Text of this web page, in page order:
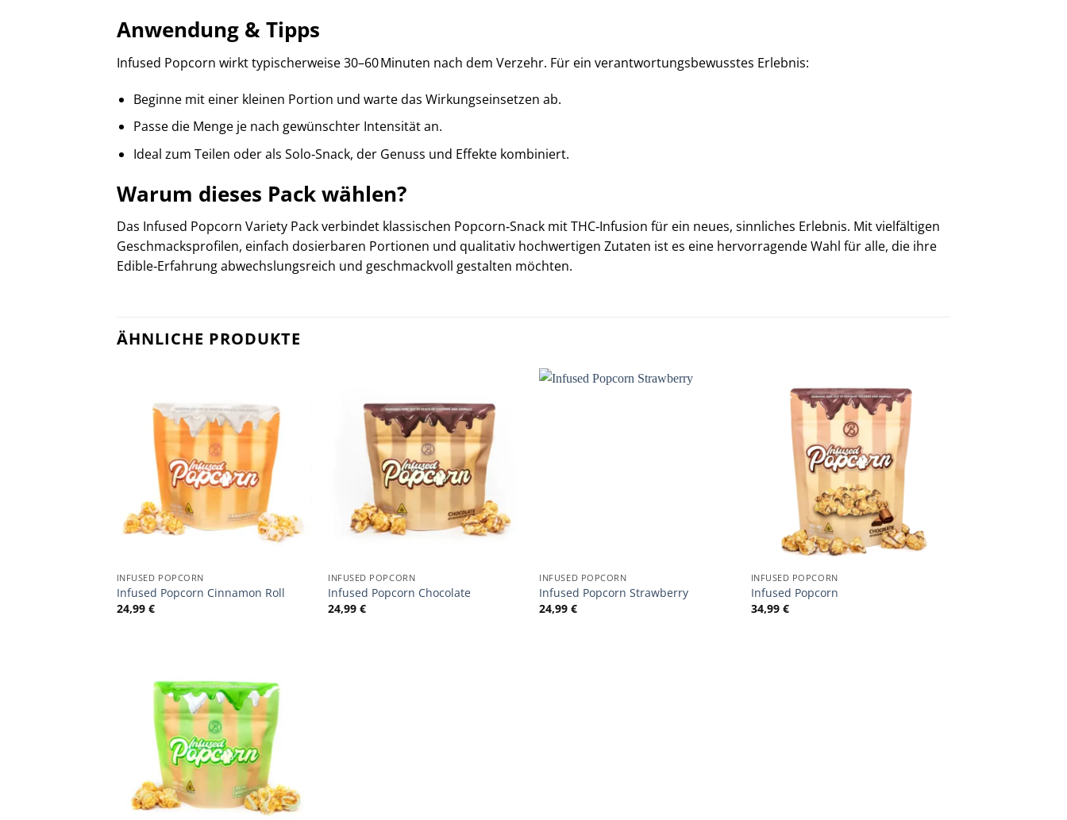
Anwendung & Tipps
Infused Popcorn wirkt typischerweise 30–60 Minuten nach dem Verzehr. Für ein verantwortungsbewusstes Erlebnis:
Beginne mit einer kleinen Portion und warte das Wirkungseinsetzen ab.
Passe die Menge je nach gewünschter Intensität an.
Ideal zum Teilen oder als Solo‑Snack, der Genuss und Effekte kombiniert.
Warum dieses Pack wählen?
Das Infused Popcorn Variety Pack verbindet klassischen Popcorn‑Snack mit THC‑Infusion für ein neues, sinnliches Erlebnis. Mit vielfältigen
Geschmacksprofilen, einfach dosierbaren Portionen und qualitativ hochwertigen Zutaten ist es eine hervorragende Wahl für alle, die ihre
Edible‑Erfahrung abwechslungsreich und geschmackvoll gestalten möchten.
ÄHNLICHE PRODUKTE
INFUSED POPCORN
Infused Popcorn Cinnamon Roll
24,99 €
INFUSED POPCORN
Infused Popcorn Chocolate
24,99€
INFUSED POPCORN
Infused Popcorn Strawberry
24,99€
INFUSED POPCORN
Infused Popcorn
34,99 €